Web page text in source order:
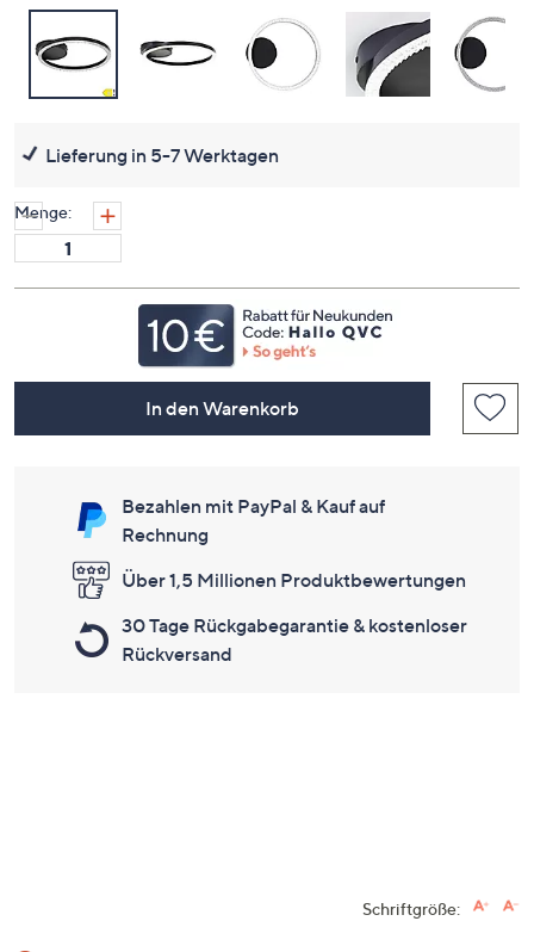
Lieferung in 5-7 Werktagen
Menge:
In den Warenkorb
Bezahlen mit PayPal & Kauf auf
Rechnung
Über 1,5 Millionen Produktbewertungen
30 Tage Rückgabegarantie & kostenloser
Rückversand
Schriftgröße: